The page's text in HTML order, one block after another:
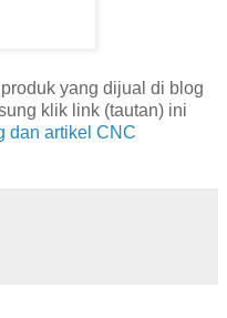
yang dijual di blog
klik link (tautan) ini
dan artikel CNC